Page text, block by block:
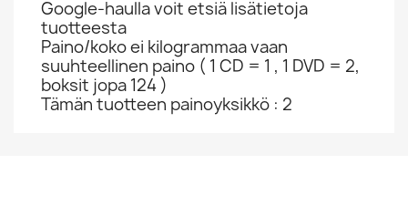
Google-haulla voit etsiä lisätietoja
tuotteesta
Paino/koko ei kilogrammaa vaan
suuhteellinen paino ( 1 CD = 1 , 1 DVD = 2,
boksit jopa 124 )
Tämän tuotteen painoyksikkö : 2